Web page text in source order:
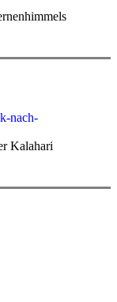
Kalahari